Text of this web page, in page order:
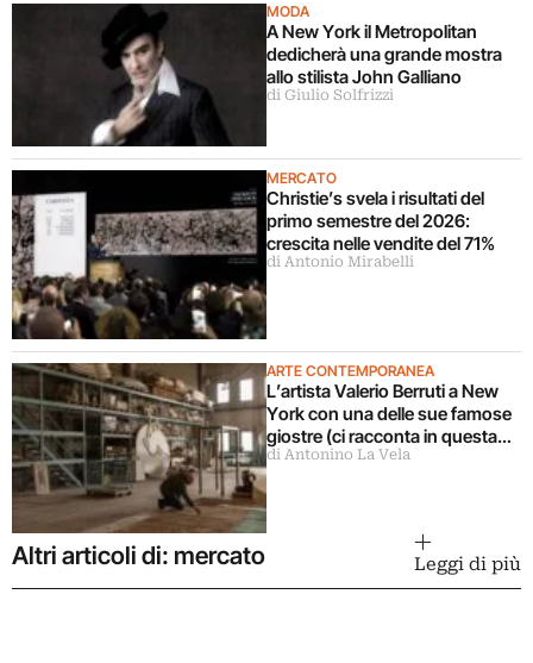
MODA
A New York il Metropolitan
dedicherà una grande mostra
allo stilista John Galliano
di Giulio Solfrizzi
MERCATO
Christie’s svela i risultati del
primo semestre del 2026:
crescita nelle vendite del 71%
di Antonio Mirabelli
ARTE CONTEMPORANEA
L’artista Valerio Berruti a New
York con una delle sue famose
giostre (ci racconta in questa
intervista)
di Antonino La Vela
Altri articoli di: mercato Leggi di più